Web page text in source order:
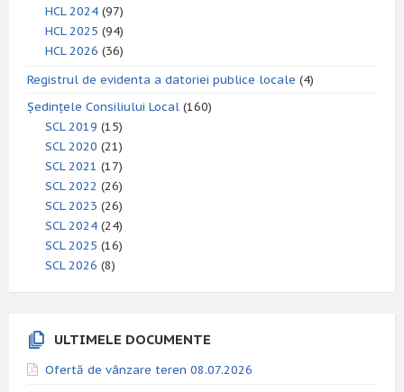
HCL 2024 (97)
HCL 2025 (94)
HCL 2026 (36)
Registrul de evidenta a datoriei publice locale (4)
Ședințele Consiliului Local (160)
SCL 2019 (15)
SCL 2020 (21)
SCL 2021 (17)
SCL 2022 (26)
SCL 2023 (26)
SCL 2024 (24)
SCL 2025 (16)
SCL 2026 (8)
ULTIMELE DOCUMENTE
Ofertă de vânzare teren 08.07.2026